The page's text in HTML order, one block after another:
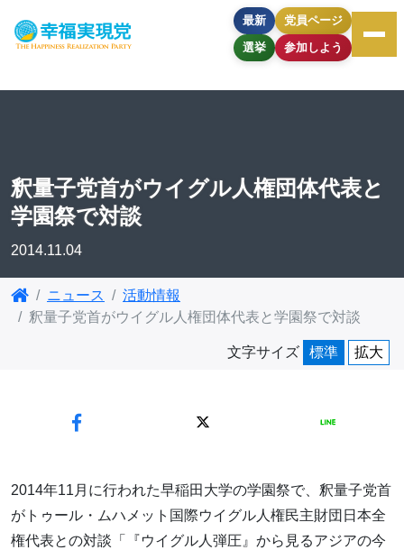
最新
選挙
党員ページ
参加しよう
釈量子党首がウイグル人権団体代表と
学園祭で対談
2014.11.04
ニュース
活動情報
釈量子党首がウイグル人権団体代表と学園祭で対談
文字サイズ 標準 拡大
2014年11月に行われた早稲田大学の学園祭で、釈量子党首
がトゥール・ムハメット国際ウイグル人権民主財団日本全
権代表との対談「『ウイグル人弾圧』から見るアジアの今